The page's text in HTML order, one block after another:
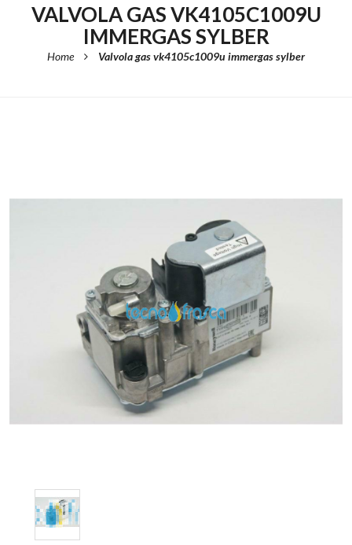
VALVOLA GAS VK4105C1009U
IMMERGAS SYLBER
Home Valvola gas vk4105c1009u immergas sylber